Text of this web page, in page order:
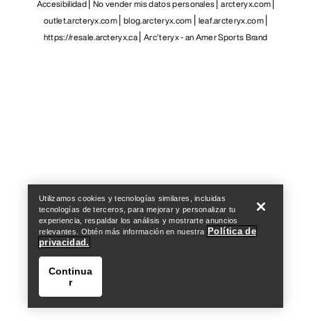
Accesibilidad No vender mis datos personales arcteryx.com
outlet.arcteryx.com blog.arcteryx.com leaf.arcteryx.com
https://resale.arcteryx.ca Arc'teryx - an Amer Sports Brand
Utilizamos cookies y tecnologías similares, incluidas
tecnologías de terceros, para mejorar y personalizar tu
experiencia, respaldar los análisis y mostrarte anuncios
relevantes. Obtén más información en nuestra Política de
privacidad.
Continua
r